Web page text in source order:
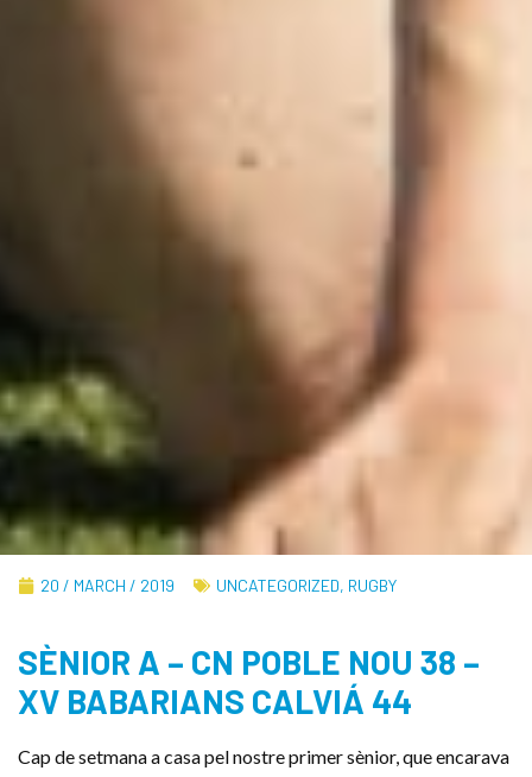
20 / MARCH / 2019 UNCATEGORIZED, RUGBY
SÈNIOR A – CN POBLE NOU 38 –
XV BABARIANS CALVIÁ 44
Cap de setmana a casa pel nostre primer sènior, que encarava